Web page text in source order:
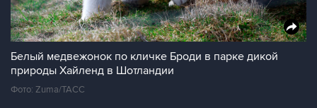
Белый медвежонок по кличке Броди в парке дикой
природы Хайленд в Шотландии
Фото: Zuma/ТАСС